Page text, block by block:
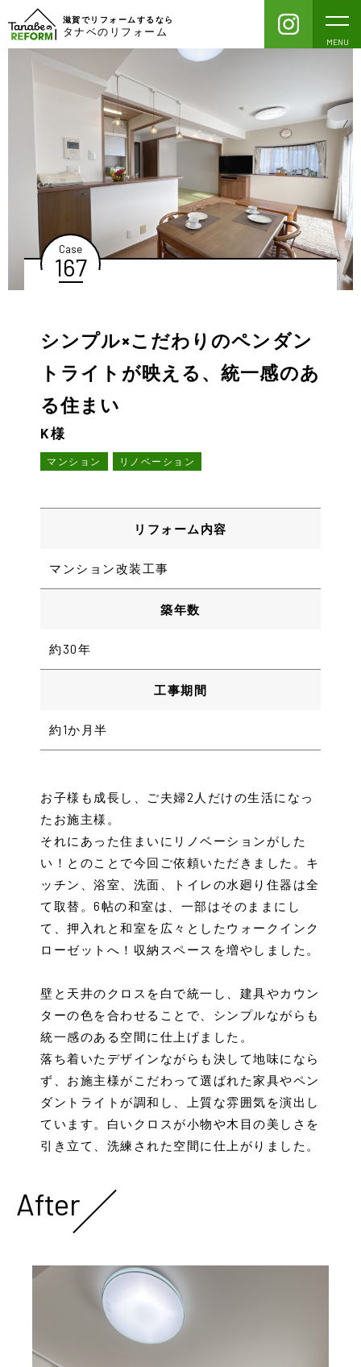
滋賀でリフォームするなら
タナベのリフォーム
MENU
Case
167
シンプル×こだわりのペンダン
トライトが映える、統一感のあ
る住まい
K様
マンション リノベーション
リフォーム内容
マンション改装工事
築年数
約30年
工事期間
約1か月半
お子様も成長し、ご夫婦2人だけの生活になっ
たお施主様。
それにあった住まいにリノベーションがした
い！とのことで今回ご依頼いただきました。キ
ッチン、浴室、洗面、トイレの水廻り住器は全
て取替。6帖の和室は、一部はそのままにし
て、押入れと和室を広々としたウォークインク
ローゼットへ！収納スペースを増やしました。
壁と天井のクロスを白で統一し、建具やカウン
ターの色を合わせることで、シンプルながらも
統一感のある空間に仕上げました。
落ち着いたデザインながらも決して地味になら
ず、お施主様がこだわって選ばれた家具やペン
ダントライトが調和し、上質な雰囲気を演出し
ています。白いクロスが小物や木目の美しさを
引き立て、洗練された空間に仕上がりました。
After